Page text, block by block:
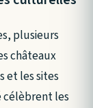
plusieurs
châteaux
et les sites
célèbrent les